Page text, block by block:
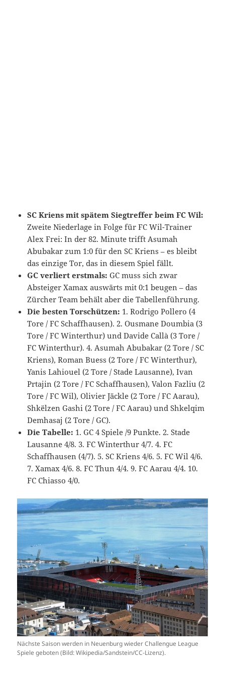
SC Kriens mit spätem Siegtreffer beim FC Wil:
Zweite Niederlage in Folge für FC Wil-Trainer
Alex Frei: In der 82. Minute trifft Asumah
Abubakar zum 1:0 für den SC Kriens – es bleibt
das einzige Tor, das in diesem Spiel fällt.
GC verliert erstmals: GC muss sich zwar
Absteiger Xamax auswärts mit 0:1 beugen – das
Zürcher Team behält aber die Tabellenführung.
Die besten Torschützen: 1. Rodrigo Pollero (4
Tore / FC Schaffhausen). 2. Ousmane Doumbia (3
Tore / FC Winterthur) und Davide Callà (3 Tore /
FC Winterthur). 4. Asumah Abubakar (2 Tore / SC
Kriens), Roman Buess (2 Tore / FC Winterthur),
Yanis Lahiouel (2 Tore / Stade Lausanne), Ivan
Prtajin (2 Tore / FC Schaffhausen), Valon Fazliu (2
Tore / FC Wil), Olivier Jäckle (2 Tore / FC Aarau),
Shkëlzen Gashi (2 Tore / FC Aarau) und Shkelqim
Demhasaj (2 Tore / GC).
Die Tabelle: 1. GC 4 Spiele /9 Punkte. 2. Stade
Lausanne 4/8. 3. FC Winterthur 4/7. 4. FC
Schaffhausen (4/7). 5. SC Kriens 4/6. 5. FC Wil 4/6.
7. Xamax 4/6. 8. FC Thun 4/4. 9. FC Aarau 4/4. 10.
FC Chiasso 4/0.
Nächste Saison werden in Neuenburg wieder Challengue League
Spiele geboten (Bild: Wikipedia/Sandstein/CC-Lizenz).